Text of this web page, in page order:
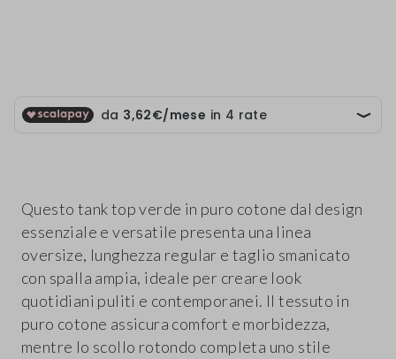
Questo tank top verde in puro cotone dal design
essenziale e versatile presenta una linea
oversize, lunghezza regular e taglio smanicato
con spalla ampia, ideale per creare look
quotidiani puliti e contemporanei. Il tessuto in
puro cotone assicura comfort e morbidezza,
mentre lo scollo rotondo completa uno stile